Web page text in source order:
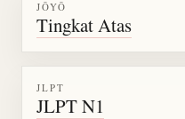
JŌYŌ
Tingkat Atas
JLPT
JLPT N1